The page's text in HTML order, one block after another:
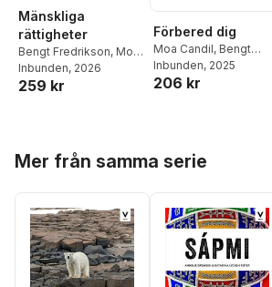
Mänskliga
rättigheter
Bengt Fredrikson, Moa
Candil
Inbunden, 2026
259 kr
Förbered dig
Moa Candil, Bengt
Fredrikson
Inbunden, 2025
206 kr
Mer från samma serie